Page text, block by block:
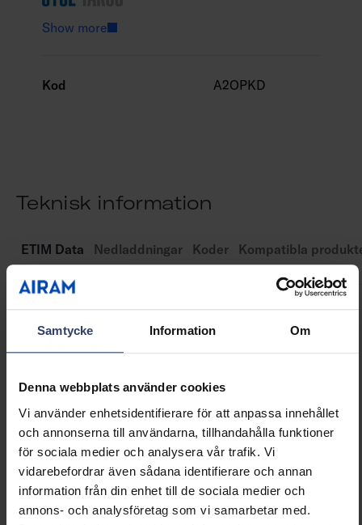
Samtycke Information Om
Denna webbplats använder cookies
Vi använder enhetsidentifierare för att anpassa innehållet
och annonserna till användarna, tillhandahålla funktioner
för sociala medier och analysera vår trafik. Vi
vidarebefordrar även sådana identifierare och annan
information från din enhet till de sociala medier och
annons- och analysföretag som vi samarbetar med.
Show more
Kod A2OPKD
Teknisk information
ETIM Data Nedladdningar Koder Kompatibla
Tillbehör
Ja
Transparent
Nej
Färg
Vit
Material
Rostfritt stål
Mått